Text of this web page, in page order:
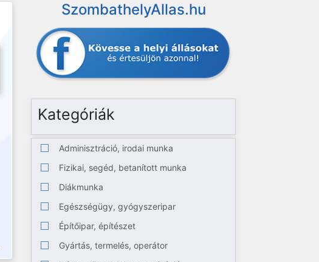
SzombathelyAllas.hu
Kategóriák
Adminisztráció, irodai munka
Fizikai, segéd, betanított munka
Diákmunka
Egészségügy, gyógyszeripar
Építőipar, építészet
Gyártás, termelés, operátor